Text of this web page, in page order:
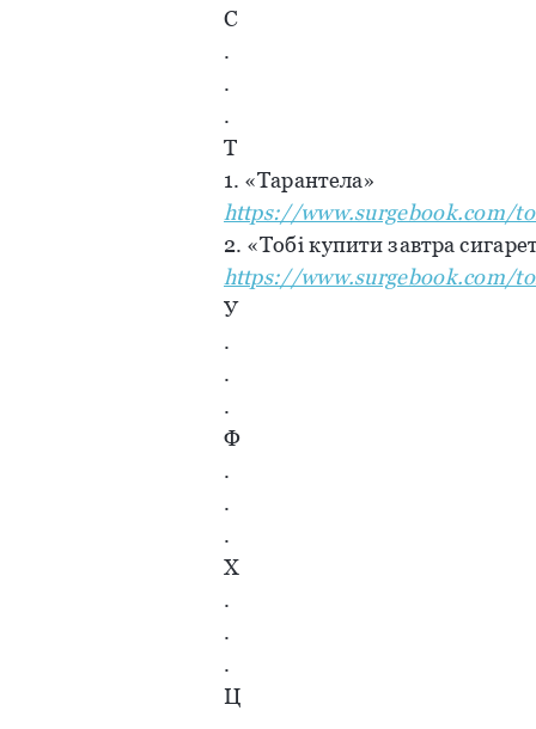
С
.
.
.
Т
1. «Тарантела»
https://www.surgebook.com/
2. «Тобі купити завтра
https://www.surgebook.com/
У
.
.
.
Ф
.
.
.
Х
.
.
.
Ц